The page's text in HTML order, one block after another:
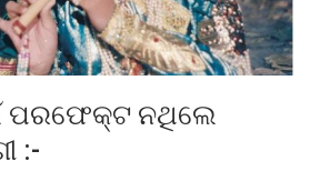
ପରଫେକ୍ଟ ନଥିଲେ
:-